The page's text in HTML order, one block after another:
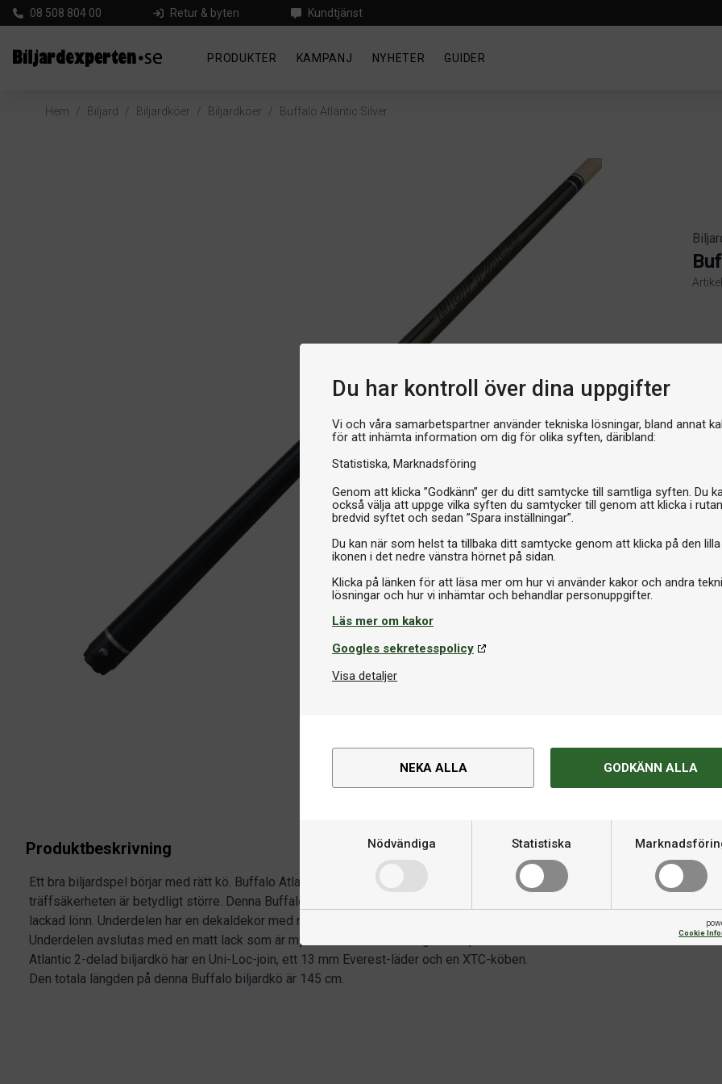
Du har kontroll över dina uppgifter
Vi och våra samarbetspartner använder tekniska lösningar, bland annat
för att inhämta information om dig för olika syften, däribland:
Statistiska Marknadsföring
Genom att klicka ”Godkänn” ger du ditt samtycke till samtliga syften. Du
också välja att uppge vilka syften du samtycker till genom att klicka i rutan
bredvid syftet och sedan ”Spara inställningar”.
Du kan när som helst ta tillbaka ditt samtycke genom att klicka på den lilla
ikonen i det nedre vänstra hörnet på sidan.
Klicka på länken för att läsa mer om hur vi använder kakor och andra
Läs mer om kakor
Googles sekretesspolicy
Visa detaljer
NEKA ALLA GODKÄNN ALLA
Nödvändiga Statistiska
Cookie
08 508 804 00 Retur & byten Kundtjänst
PRODUKTER KAMPANJ NYHETER GUIDER
Hem / Biljard / Biljardköer / Biljardköer / Buffalo Atlantic Silver
Produktbeskrivning
Ett bra biljardspel börjar med rätt kö. Buffalo Atlantic har en låg deflektion vilket gör att
träffsäkerheten är betydligt större. Denna Buffalo Atlantic är gjord av silvergrå metallic
lackad lönn. Underdelen har en dekaldekor med namnet Buffalo och har ett svart linnegrepp.
Underdelen avslutas med en matt lack som är mycket motståndskraftig mot repor. Buffalo
Atlantic 2-delad biljardkö har en Uni-Loc-join, ett 13 mm Everest-läder och en XTC-köben.
Den totala längden på denna Buffalo biljardkö är 145 cm.
Om produkten
Varumärke